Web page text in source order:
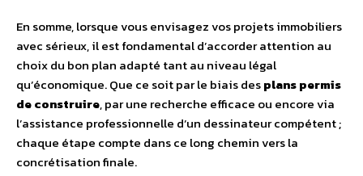
En somme, lorsque vous envisagez vos projets immobiliers
avec sérieux, il est fondamental d’accorder attention au
choix du bon plan adapté tant au niveau légal
qu’économique. Que ce soit par le biais desplans permis
de construire, par une recherche efficace ou encore via
l’assistance professionnelle d’un dessinateur compétent ;
chaque étape compte dans ce long chemin vers la
concrétisation finale.